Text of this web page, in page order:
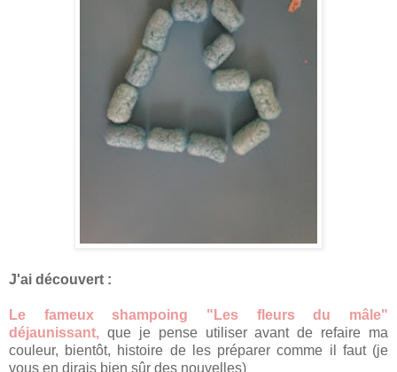
J'ai découvert :
Le fameux shampoing "Les fleurs du mâle"
déjaunissant, que je pense utiliser avant de refaire ma
couleur, bientôt, histoire de les préparer comme il faut (je
vous en dirais bien sûr des nouvelles)